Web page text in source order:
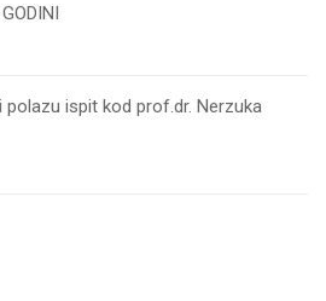
ispit kod prof.dr. Nerzuka